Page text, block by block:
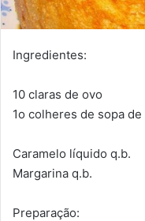
Ingredientes:
10 claras de ovo
1o colheres de sopa de
Caramelo líquido q.b.
Margarina q.b.
Preparação: